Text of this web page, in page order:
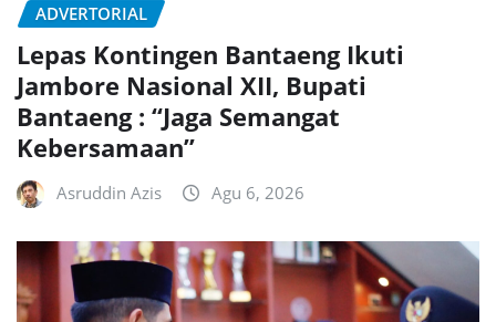
ADVERTORIAL
Lepas Kontingen Bantaeng Ikuti
Jambore Nasional XII, Bupati
Bantaeng : “Jaga Semangat
Kebersamaan”
Asruddin Azis Agu 6, 2026